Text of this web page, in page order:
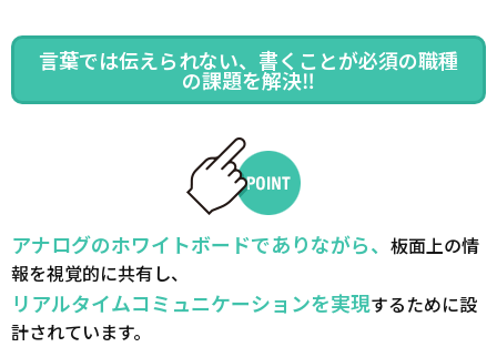
言葉では伝えられない、書くことが必須の職種
の課題を解決‼
アナログのホワイトボードでありながら、 板面上の情
報を視覚的に共有し、
リアルタイムコミュニケーションを実現するために設
計されています。